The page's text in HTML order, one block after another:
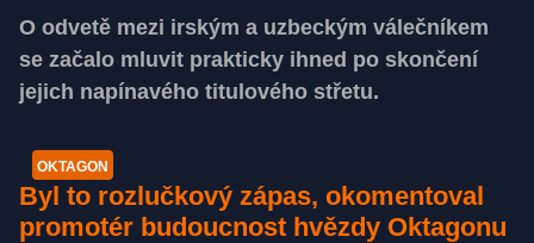
O odvetě mezi irským a uzbeckým válečníkem
se začalo mluvit prakticky ihned po skončení
jejich napínavého titulového střetu.
OKTAGON
Byl to rozlučkový zápas, okomentoval
promotér budoucnost hvězdy Oktagonu